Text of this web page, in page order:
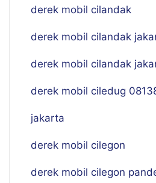
derek mobil cilandak
derek mobil cilandak
derek mobil cilandak
derek mobil ciledug
jakarta
derek mobil cilegon
derek mobil cilegon